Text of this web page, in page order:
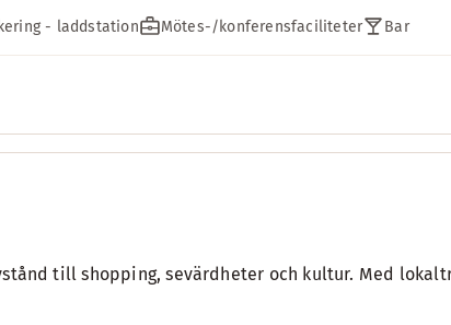
- laddstation Mötes-/konferensfaciliteter Bar
till shopping, sevärdheter och kultur. Med